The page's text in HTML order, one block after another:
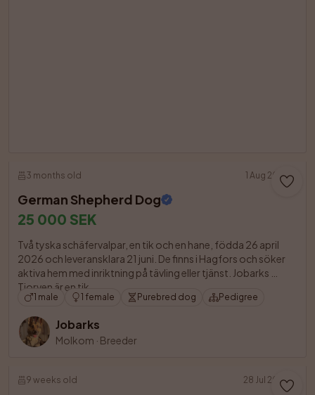
3 months old 1 Aug 2026
German Shepherd Dog
25 000 SEK
Två tyska schäfervalpar, en tik och en hane, födda 26 april
2026 och leveransklara 21 juni. De finns i Hagfors och söker
aktiva hem med inriktning på tävling eller tjänst. Jobarks
Tjorven är en tik.
1 male 1 female Purebred dog Pedigree
Jobarks
Molkom · Breeder
9 weeks old 28 Jul 2026